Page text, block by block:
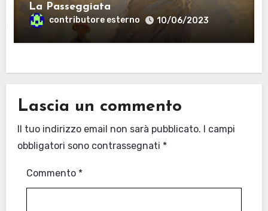
La Passeggiata
contributore esterno 10/06/2023
Lascia un commento
Il tuo indirizzo email non sarà pubblicato.
I campi
obbligatori sono contrassegnati *
Commento *